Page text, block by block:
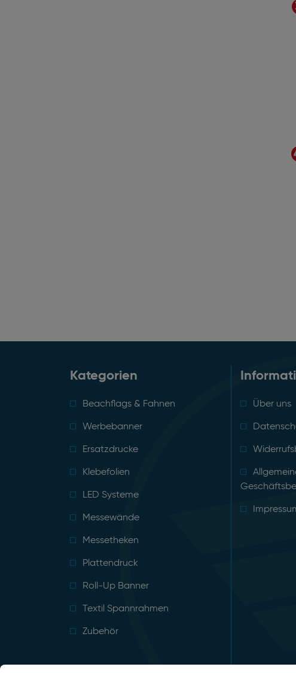
Kategorien
Beachflags & Fahnen
Werbebanner
Ersatzdrucke
Klebefolien
LED Systeme
Messewände
Messetheken
Plattendruck
Roll-Up Banner
Textil Spannrahmen
Zubehör
Über uns